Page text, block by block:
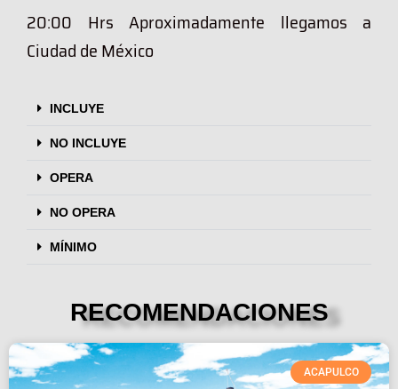
20:00 Hrs Aproximadamente llegamos a
Ciudad de México
INCLUYE
NO INCLUYE
OPERA
NO OPERA
MÍNIMO
RECOMENDACIONES
ACAPULCO